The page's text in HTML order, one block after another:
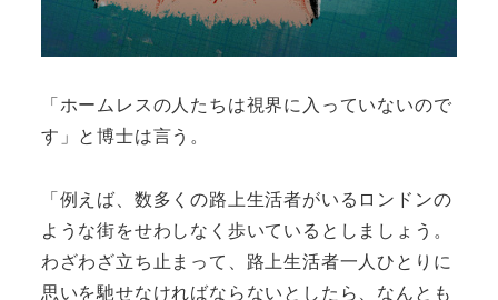
「ホームレスの人たちは視界に入っていないので
す」と博士は言う。
「例えば、数多くの路上生活者がいるロンドンの
ような街をせわしなく歩いているとしましょう。
わざわざ立ち止まって、路上生活者一人ひとりに
思いを馳せなければならないとしたら、なんとも